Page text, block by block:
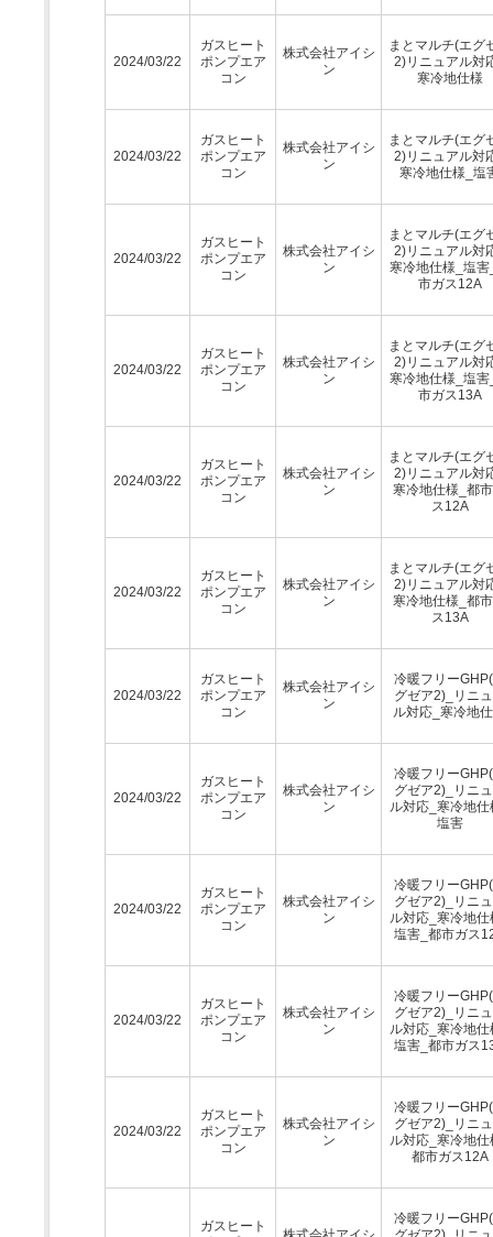
2024/03/22
ガスヒート
ポンプエア
コン
株式会社アイシ
ン
まとマルチ(エグ
2)リニュアル対
寒冷地仕様
2024/03/22
ガスヒート
ポンプエア
コン
株式会社アイシ
ン
まとマルチ(エグ
2)リニュアル対
寒冷地仕様_塩
2024/03/22
ガスヒート
ポンプエア
コン
株式会社アイシ
ン
まとマルチ(エグ
2)リニュアル対
寒冷地仕様_塩害
市ガス12A
2024/03/22
ガスヒート
ポンプエア
コン
株式会社アイシ
ン
まとマルチ(エグ
2)リニュアル対
寒冷地仕様_塩害
市ガス13A
2024/03/22
ガスヒート
ポンプエア
コン
株式会社アイシ
ン
まとマルチ(エグ
2)リニュアル対
寒冷地仕様_都
ス12A
2024/03/22
ガスヒート
ポンプエア
コン
株式会社アイシ
ン
まとマルチ(エグ
2)リニュアル対
寒冷地仕様_都
ス13A
2024/03/22
ガスヒート
ポンプエア
コン
株式会社アイシ
ン
冷暖フリー
グゼア2)_リニ
ル対応_寒冷地
2024/03/22
ガスヒート
ポンプエア
コン
株式会社アイシ
ン
冷暖フリー
グゼア2)_リニ
ル対応_寒冷地仕
塩害
2024/03/22
ガスヒート
ポンプエア
コン
株式会社アイシ
ン
冷暖フリー
グゼア2)_リニ
ル対応_寒冷地仕
塩害_都市ガス
2024/03/22
ガスヒート
ポンプエア
コン
株式会社アイシ
ン
冷暖フリー
グゼア2)_リニ
ル対応_寒冷地仕
塩害_都市ガス
2024/03/22
ガスヒート
ポンプエア
コン
株式会社アイシ
ン
冷暖フリー
グゼア2)_リニ
ル対応_寒冷地仕
都市ガス12A
ガスヒート
冷暖フリー